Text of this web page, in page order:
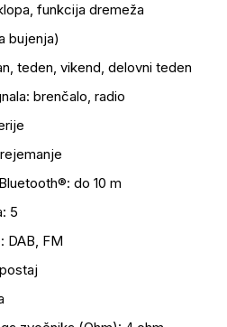
funkcija dremeža
bujenja)
teden, vikend, delovni teden
brenčalo, radio
do 10 m
5
DAB, FM